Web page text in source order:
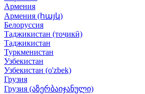
Армения
Армения (հայկ)
Белоруссия
Таджикистан (тоҷикӣ)
Таджикистан
Туркменистан
Узбекистан
Узбекистан (o'zbek)
Грузия
Грузия (აზერბაიჯანული)